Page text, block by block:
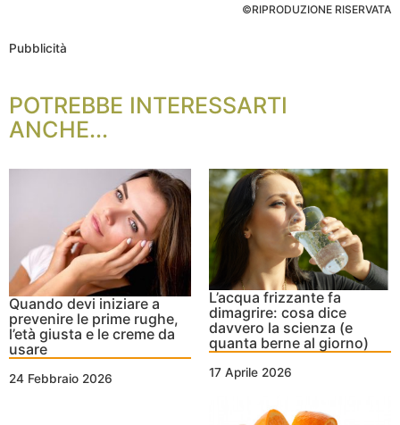
©RIPRODUZIONE RISERVATA
Pubblicità
POTREBBE INTERESSARTI
ANCHE...
Quando devi iniziare a
prevenire le prime rughe,
l’età giusta e le creme da
usare
24 Febbraio 2026
L’acqua frizzante fa
dimagrire: cosa dice
davvero la scienza (e
quanta berne al giorno)
17 Aprile 2026